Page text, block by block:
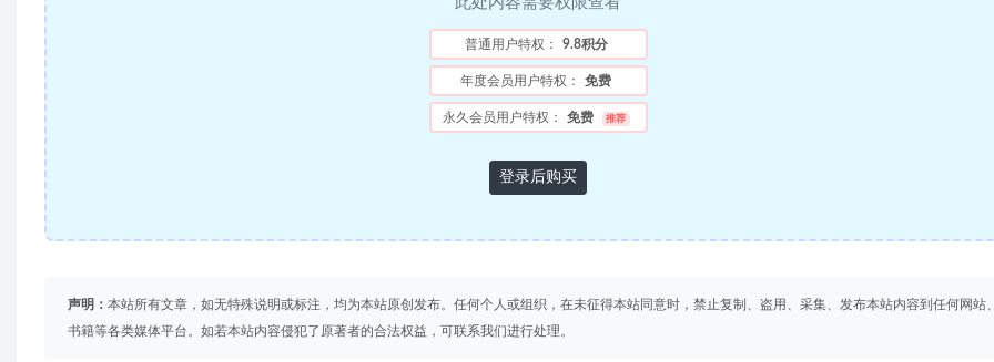
普通用户特权： 9.8积分
年度会员用户特权： 免费
永久会员用户特权： 免费 推荐
登录后购买
声明： 本站所有文章，如无特殊说明或标注，均为本站原创发布。任何个人或组织，在未征得本站同意时，禁止复制、盗用、采集、发布本站内容到任何网站
书籍等各类媒体平台。如若本站内容侵犯了原著者的合法权益，可联系我们进行处理。